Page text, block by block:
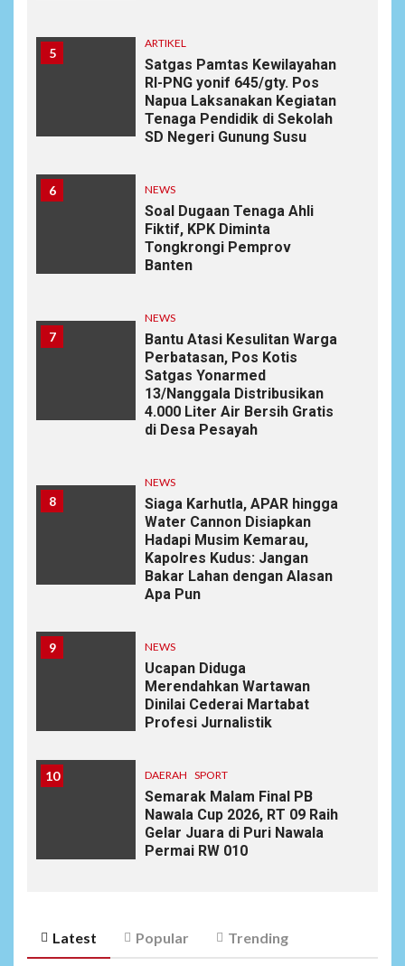
5
ARTIKEL
Satgas Pamtas Kewilayahan
RI-PNG yonif 645/gty. Pos
Napua Laksanakan Kegiatan
Tenaga Pendidik di Sekolah
SD Negeri Gunung Susu
6 NEWS
Soal Dugaan Tenaga Ahli
Fiktif, KPK Diminta
Tongkrongi Pemprov
Banten
7
NEWS
Bantu Atasi Kesulitan Warga
Perbatasan, Pos Kotis
Satgas Yonarmed
13/Nanggala Distribusikan
4.000 Liter Air Bersih Gratis
di Desa Pesayah
8
NEWS
Siaga Karhutla, APAR hingga
Water Cannon Disiapkan
Hadapi Musim Kemarau,
Kapolres Kudus: Jangan
Bakar Lahan dengan Alasan
Apa Pun
9 NEWS
Ucapan Diduga
Merendahkan Wartawan
Dinilai Cederai Martabat
Profesi Jurnalistik
10 DAERAH SPORT
Semarak Malam Final PB
Nawala Cup 2026, RT 09 Raih
Gelar Juara di Puri Nawala
Permai RW 010
Latest Popular Trending